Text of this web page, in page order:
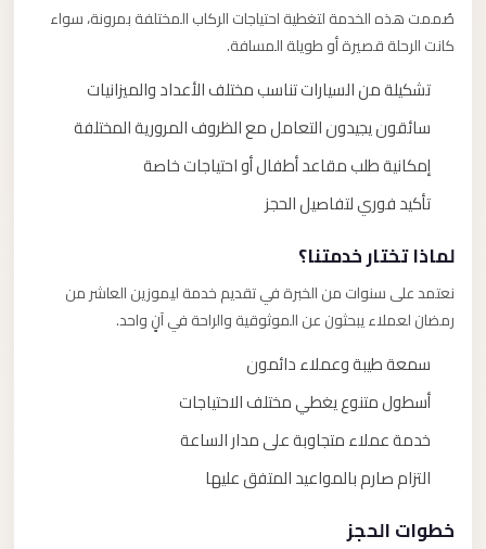
صُممت هذه الخدمة لتغطية احتياجات الركاب المختلفة بمرونة، سواء
كانت الرحلة قصيرة أو طويلة المسافة.
تشكيلة من السيارات تناسب مختلف الأعداد والميزانيات
سائقون يجيدون التعامل مع الظروف المرورية المختلفة
إمكانية طلب مقاعد أطفال أو احتياجات خاصة
تأكيد فوري لتفاصيل الحجز
لماذا تختار خدمتنا؟
نعتمد على سنوات من الخبرة في تقديم خدمة ليموزين العاشر من
رمضان لعملاء يبحثون عن الموثوقية والراحة في آنٍ واحد.
سمعة طيبة وعملاء دائمون
أسطول متنوع يغطي مختلف الاحتياجات
خدمة عملاء متجاوبة على مدار الساعة
التزام صارم بالمواعيد المتفق عليها
خطوات الحجز